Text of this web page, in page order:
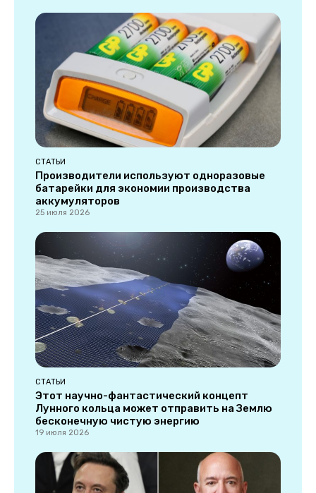
СТАТЬИ
Производители используют одноразовые
батарейки для экономии производства
аккумуляторов
25 июля 2026
СТАТЬИ
Этот научно-фантастический концепт
Лунного кольца может отправить на Землю
бесконечную чистую энергию
19 июля 2026